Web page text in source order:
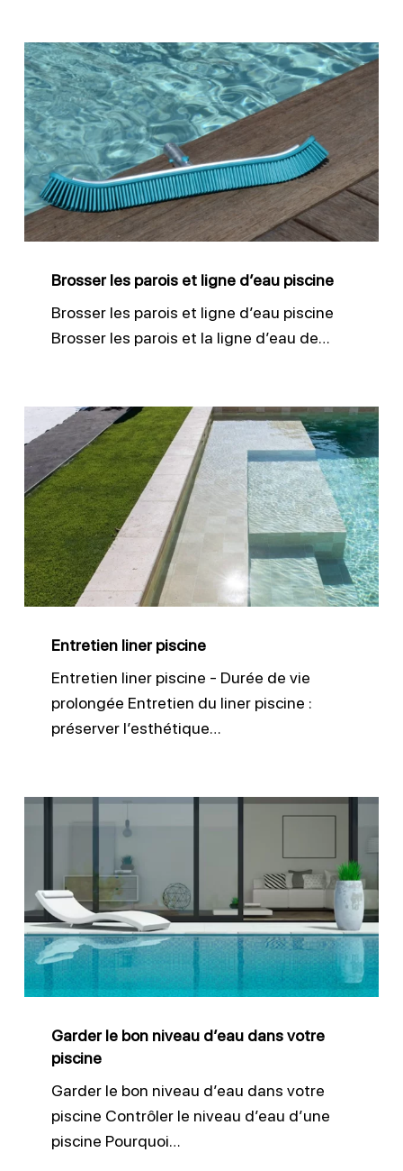
Brosser
les
parois
et
ligne
d’eau
piscine
Brosser les parois et ligne d’eau piscine
Brosser les parois et ligne d’eau piscine
Brosser les parois et la ligne d’eau de…
Entretien
liner
piscine
Entretien liner piscine
Entretien liner piscine - Durée de vie
prolongée Entretien du liner piscine :
préserver l’esthétique…
niveau
d’eau
dans
votre
Garder le bon niveau d’eau dans votre
piscine
Garder le bon niveau d’eau dans votre
piscine Contrôler le niveau d’eau d’une
piscine Pourquoi…